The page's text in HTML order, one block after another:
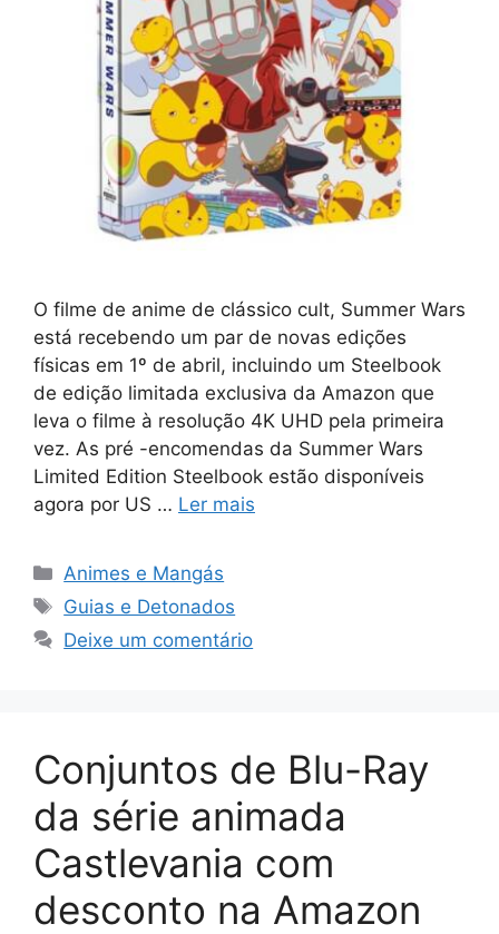
O filme de anime de clássico cult, Summer Wars
está recebendo um par de novas edições
físicas em 1º de abril, incluindo um Steelbook
de edição limitada exclusiva da Amazon que
leva o filme à resolução 4K UHD pela primeira
vez. As pré -encomendas da Summer Wars
Limited Edition Steelbook estão disponíveis
agora por US … Ler mais
Categorias
Animes e Mangás
Tags
Guias e Detonados
Deixe um comentário
Conjuntos de Blu-Ray
da série animada
Castlevania com
desconto na Amazon